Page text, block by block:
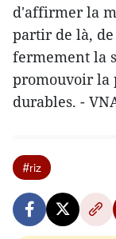
d'affirmer la
partir de là, de
fermement la
promouvoir la
durables. -
#riz